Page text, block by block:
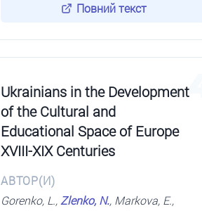
Повний текст
4
Ukrainians in the Development
of the Cultural and
Educational Space of Europe
XVIII-XIX Centuries
АВТОР(И)
Gorenko, L., Zlenko, N., Markova, E.,